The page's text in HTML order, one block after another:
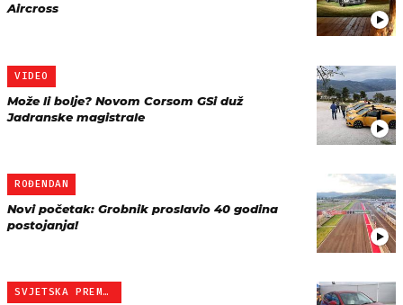
Aircross
VIDEO
Može li bolje? Novom Corsom GSi duž
Jadranske magistrale
ROĐENDAN
Novi početak: Grobnik proslavio 40 godina
postojanja!
SVJETSKA PREMIJERA